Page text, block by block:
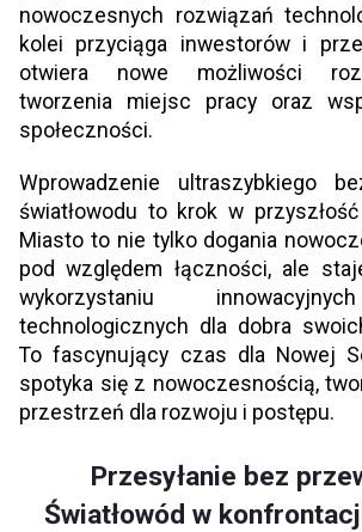
nowoczesnych rozwiązań
kolei przyciąga inwestorów i
otwiera nowe możliwości
tworzenia miejsc pracy oraz
społeczności.
Wprowadzenie ultraszybkiego
światłowodu to krok w
Miasto to nie tylko dogania
pod względem łączności, ale
wykorzystaniu
technologicznych dla dobra
To fascynujący czas dla Nowej
spotyka się z nowoczesnością,
przestrzeń dla rozwoju i postępu.
Przesyłanie bez
Światłowód w